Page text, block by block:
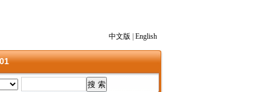
中文版 English